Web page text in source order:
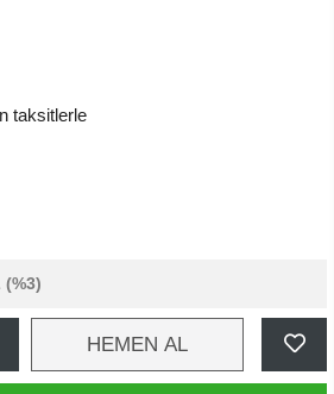
taksitlerle
(%3)
HEMEN AL